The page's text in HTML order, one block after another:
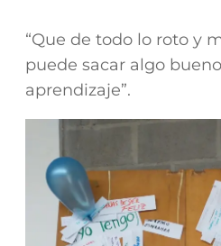
“Que de todo lo roto y
puede sacar algo
aprendizaje”.